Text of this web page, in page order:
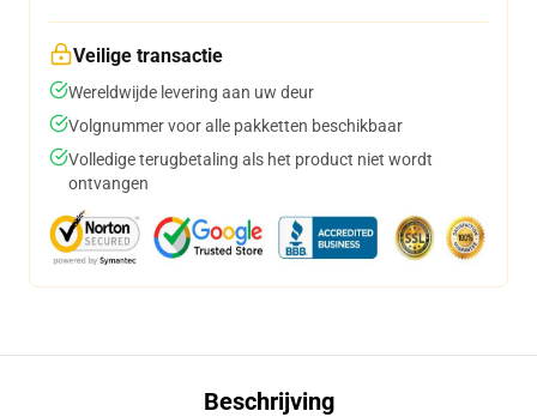
Veilige transactie
Wereldwijde levering aan uw deur
Volgnummer voor alle pakketten beschikbaar
Volledige terugbetaling als het product niet wordt
ontvangen
Beschrijving